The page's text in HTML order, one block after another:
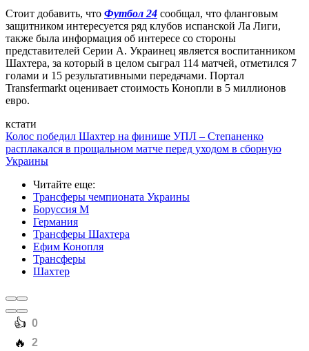
Стоит добавить, что Футбол 24 сообщал, что фланговым
защитником интересуется ряд клубов испанской Ла Лиги,
также была информация об интересе со стороны
представителей Серии А. Украинец является воспитанником
Шахтера, за который в целом сыграл 114 матчей, отметился 7
голами и 15 результативными передачами. Портал
Transfermarkt оценивает стоимость Конопли в 5 миллионов
евро.
кстати
Колос победил Шахтер на финише УПЛ – Степаненко
расплакался в прощальном матче перед уходом в сборную
Украины
Читайте еще:
Трансферы чемпионата Украины
Боруссия М
Германия
Трансферы Шахтера
Ефим Конопля
Трансферы
Шахтер
️👍 0
️🔥 2